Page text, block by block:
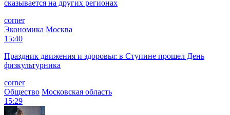
сказывается на других регионах
corner
Экономика Москва
15:40
Праздник движения и здоровья: в Ступине прошел День
физкультурника
corner
Общество Московская область
15:29